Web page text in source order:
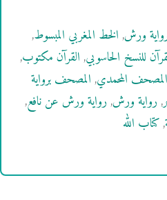
ورش,الخط المغربي المبسوط,
للنسخ الحاسوبي,القرآن مكتوب,
المصحف المحمدي,المصحف برواية
,رواية ورش,رواية ورش عن نافع,
,كتاب الله